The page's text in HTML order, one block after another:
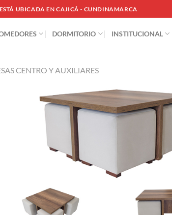
UBICADA EN CAJICÁ - CUNDINAMARCA
DORMITORIO INSTITUCIONAL
CENTRO Y AUXILIARES